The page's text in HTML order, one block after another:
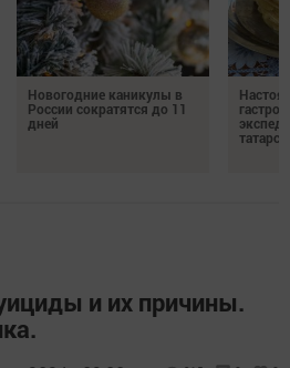
Новогодние каникулы в
России сократятся до 11
дней
и их причины.